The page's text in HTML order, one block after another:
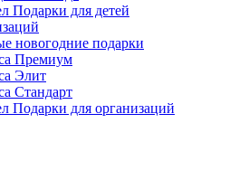
Подарки для детей
новогодние подарки
Премиум
Элит
Стандарт
Подарки для организаций